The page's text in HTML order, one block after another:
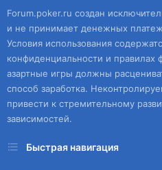
Forum.poker.ru создан
и не принимает денежных
Условия использования
конфиденциальности и
азартные игры должны
способ заработка.
привести к стремительному
зависимостей.
Быстрая навигация